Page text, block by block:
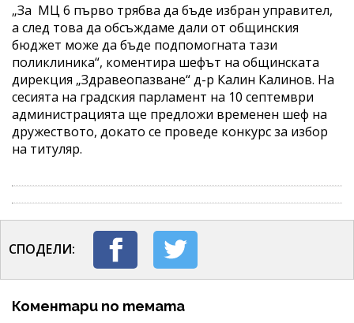
„За МЦ 6 първо трябва да бъде избран управител,
а след това да обсъждаме дали от общинския
бюджет може да бъде подпомогната тази
поликлиника“, коментира шефът на общинската
дирекция „Здравеопазване“ д-р Калин Калинов. На
сесията на градския парламент на 10 септември
администрацията ще предложи временен шеф на
дружеството, докато се проведе конкурс за избор
на титуляр.
СПОДЕЛИ:
Коментари по темата